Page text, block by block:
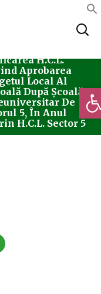
H.C.L.
Aprobarea
Local Al
După Școală,
De
5, În Anul
H.C.L. Sector 5